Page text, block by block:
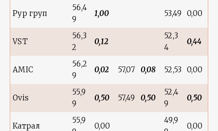
Рур груп
56,4
9
1,00 53,49 0,00
VST
56,3
2
0,12
52,3
4
0,44
AMIC
56,2
9
0,02 57,07 0,08 52,53 0,00
Ovis
55,9
9
0,50 57,49 0,50
52,4
9
0,50
Катрал
55,9
0,00
49,9
0,00